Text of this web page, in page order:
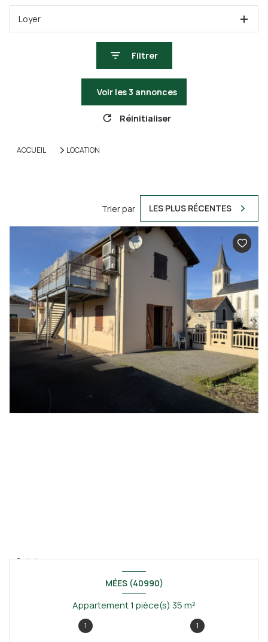
Loyer
Filtrer
Voir les3 annonces
Réinitialiser
ACCUEIL LOCATION
Trier par LES PLUS RÉCENTES
MÉES (40990)
Appartement 1 pièce(s) 35 m²
1 1